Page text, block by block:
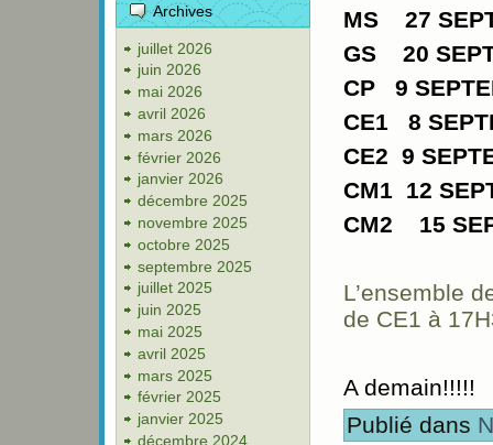
Archives
juillet 2026
juin 2026
mai 2026
avril 2026
mars 2026
février 2026
janvier 2026
décembre 2025
novembre 2025
octobre 2025
septembre 2025
juillet 2025
juin 2025
mai 2025
avril 2025
mars 2025
février 2025
janvier 2025
décembre 2024
MS 27
GS 20
CP 9
CE1 8
CE2 9
CM1 12
CM2 15
L’ensemble
de CE1 à
A demain!!!!!
Publié dans